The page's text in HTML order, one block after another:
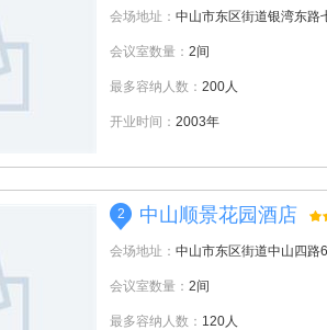
会场地址： 中山市东区街道银湾东路
会议室数量： 2间
最多容纳人数： 200人
开业时间： 2003年
2 中山顺景花园酒店
会场地址： 中山市东区街道中山四路
会议室数量： 2间
最多容纳人数： 120人